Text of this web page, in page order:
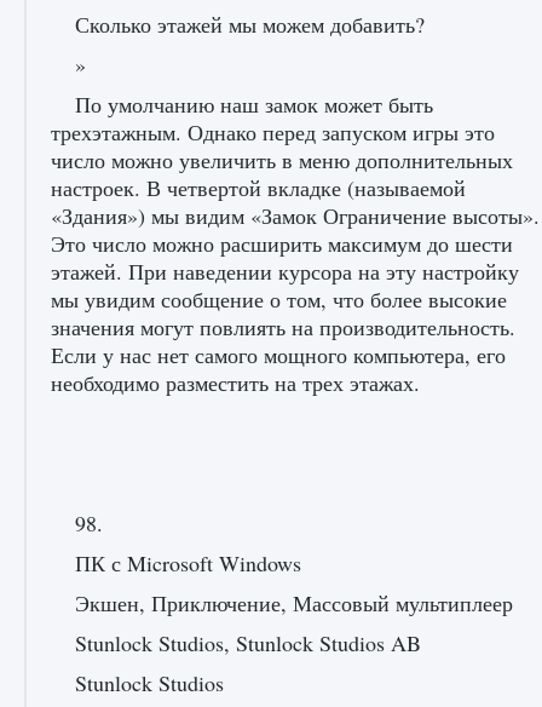
9 августа 2024 2 064 0 1
Как исправить текстовую ошибку
пользовательского интерфейса Delta
Force Hawk Ops
9 августа 2024 1 945 0 0
Как проверить статус сервера Delta Force
Сколько этажей мы можем добавить?
»
По умолчанию наш замок может быть
трехэтажным. Однако перед запуском игры это
число можно увеличить в меню дополнительных
настроек. В четвертой вкладке (называемой
«Здания») мы видим «Замок Ограничение высоты».
Это число можно расширить максимум до шести
этажей. При наведении курсора на эту настройку
мы увидим сообщение о том, что более высокие
значения могут повлиять на производительность.
Если у нас нет самого мощного компьютера, его
необходимо разместить на трех этажах.
98.
ПК с Microsoft Windows
Экшен, Приключение, Массовый мультиплеер
Stunlock Studios, Stunlock Studios AB
Stunlock Studios